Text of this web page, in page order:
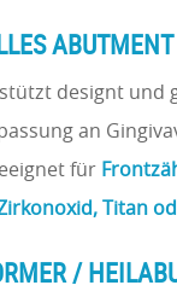
designt und
an
für
Titan
/